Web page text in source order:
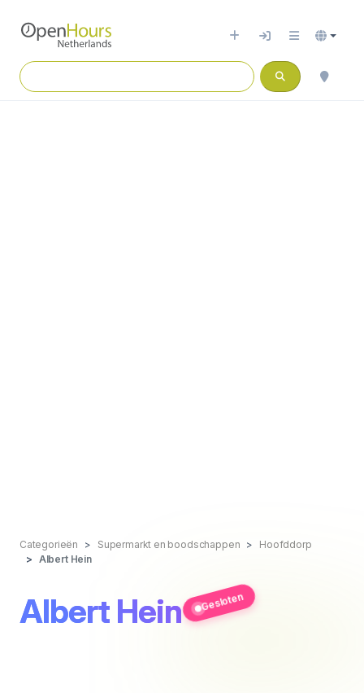
Categorieën Supermarkt en boodschappen
Hoofddorp
Albert Hein
Albert Hein Gesloten